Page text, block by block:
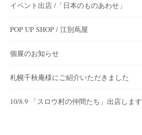
イベント出店 /「日本のものあわせ」
POP UP SHOP / 江別蔦屋
個展のお知らせ
札幌千秋庵様にご紹介いただきました
10/8.9 「スロウ村の仲間たち」出店します